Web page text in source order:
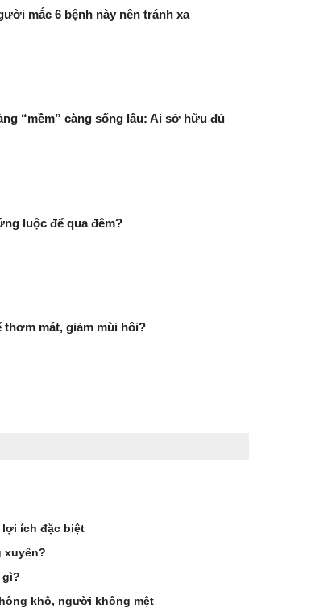
mắc 6 bệnh này nên tránh xa
“mềm” càng sống lâu: Ai sở hữu đủ
luộc để qua đêm?
mát, giảm mùi hôi?
ích đặc biệt
xuyên?
gì?
khô, người không mệt